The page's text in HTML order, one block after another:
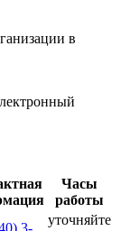
в
Часы
работы
3-
уточняйте